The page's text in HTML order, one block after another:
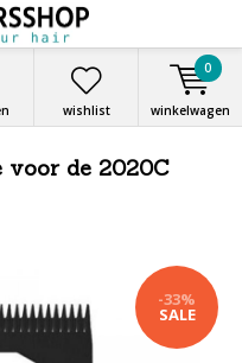
wishlist winkelwagen
0
voor de 2020C
-33%
SALE